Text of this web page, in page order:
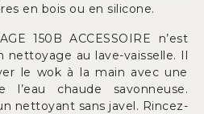
en bois ou en silicone.
150B ACCESSOIRE n’est
nettoyage au lave-vaisselle. Il
le wok à la main avec une
chaude savonneuse.
nettoyant sans javel. Rincez-